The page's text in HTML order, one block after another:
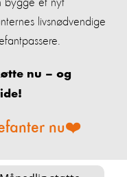
bygge et nyt
livsnødvendige
nu – og
nu❤️